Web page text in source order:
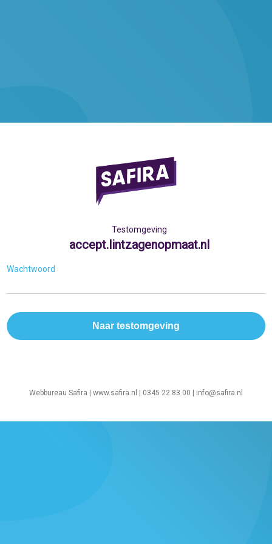
Testomgeving
accept.lintzagenopmaat.nl
Wachtwoord
Webbureau Safira | www.safira.nl | 0345 22 83 00 | info@safira.nl